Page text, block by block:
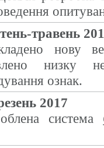
травень
нову
низку
ознак.
2017
система